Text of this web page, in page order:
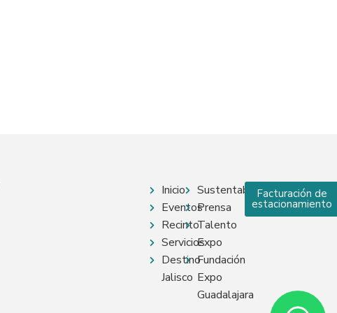
Inicio
Eventos
Recinto
Servicios
Destino
Jalisco
Sustentabilidad
Prensa
Talento
Expo
Fundación
Expo
Guadalajara
Facturación de
estacionamiento